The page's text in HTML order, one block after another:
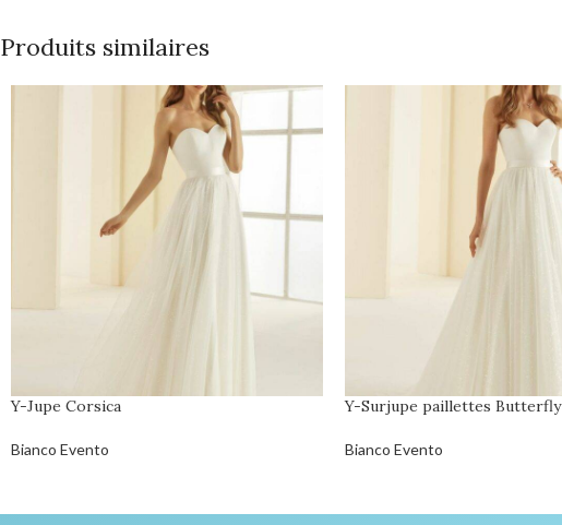
Produits similaires
Y-Jupe Corsica
Bianco Evento
Y-Surjupe paillettes Butterfly
Bianco Evento